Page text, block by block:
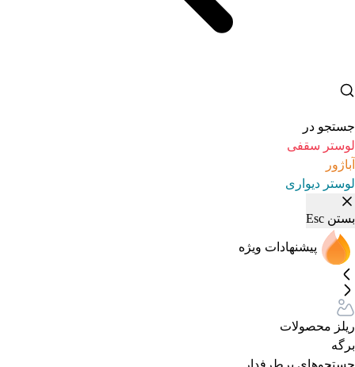
جستجو در
لوستر سقفی
آباژور
لوستر دیواری
بستن Esc
پیشنهادات ویژه
ریلز محصولات
برگه